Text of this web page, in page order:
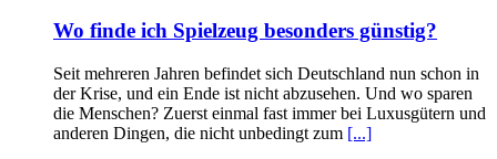
Wo finde ich Spielzeug besonders günstig?
Seit mehreren Jahren befindet sich Deutschland nun schon in
der Krise, und ein Ende ist nicht abzusehen. Und wo sparen
die Menschen? Zuerst einmal fast immer bei Luxusgütern und
anderen Dingen, die nicht unbedingt zum [...]